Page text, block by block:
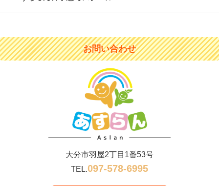
お問い合わせ
大分市羽屋2丁目1番53号
TEL.097-578-6995